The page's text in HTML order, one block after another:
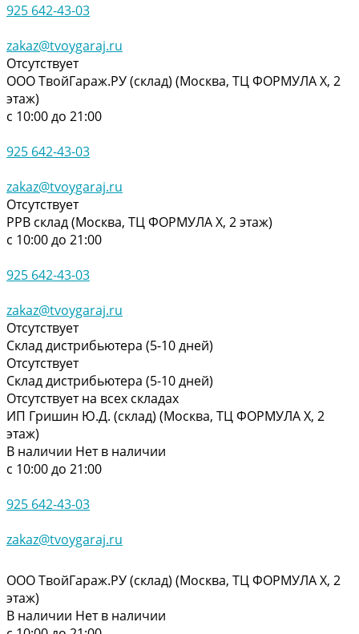
925 642-43-03
zakaz@tvoygaraj.ru
Отсутствует
ООО ТвойГараж.РУ (склад) (Москва, ТЦ ФОРМУЛА Х, 2
этаж)
с 10:00 до 21:00
925 642-43-03
zakaz@tvoygaraj.ru
Отсутствует
РРВ склад (Москва, ТЦ ФОРМУЛА Х, 2 этаж)
с 10:00 до 21:00
925 642-43-03
zakaz@tvoygaraj.ru
Отсутствует
Склад дистрибьютера (5-10 дней)
Отсутствует
Склад дистрибьютера (5-10 дней)
Отсутствует на всех складах
ИП Гришин Ю.Д. (склад) (Москва, ТЦ ФОРМУЛА Х, 2
этаж)
В наличии Нет в наличии
с 10:00 до 21:00
925 642-43-03
zakaz@tvoygaraj.ru
ООО ТвойГараж.РУ (склад) (Москва, ТЦ ФОРМУЛА Х, 2
этаж)
В наличии Нет в наличии